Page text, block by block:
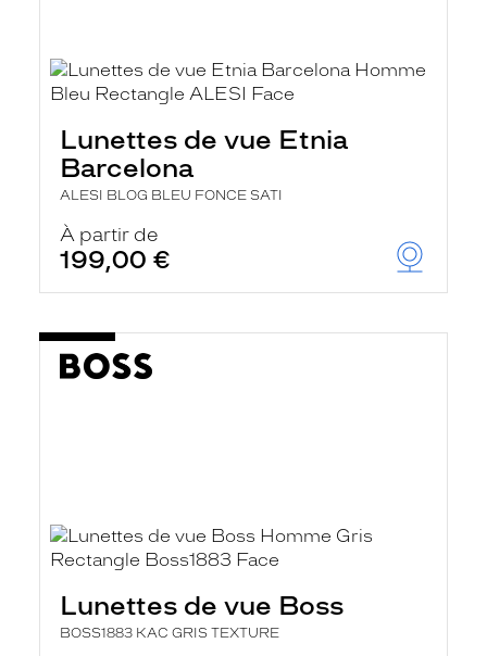
Lunettes de vue Etnia
Barcelona
ALESI BLOG BLEU FONCE SATI
À partir de
199,00 €
Lunettes de vue Boss
BOSS1883 KAC GRIS TEXTURE